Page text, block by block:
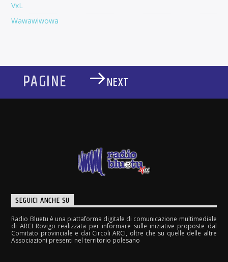
VxL
Wawawiwowa
PAGINE NEXT
SEGUICI ANCHE SU
Radio Bluetu è una piattaforma digitale di comunicazione multimediale
di ARCI Rovigo realizzata per informare sulle iniziative proposte dal
Comitato provinciale e dai Circoli ARCI, oltre che su quelle delle altre
Associazioni presenti nel territorio polesano